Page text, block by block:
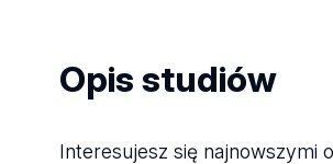
Opis studiów
Interesujesz się najnowszymi